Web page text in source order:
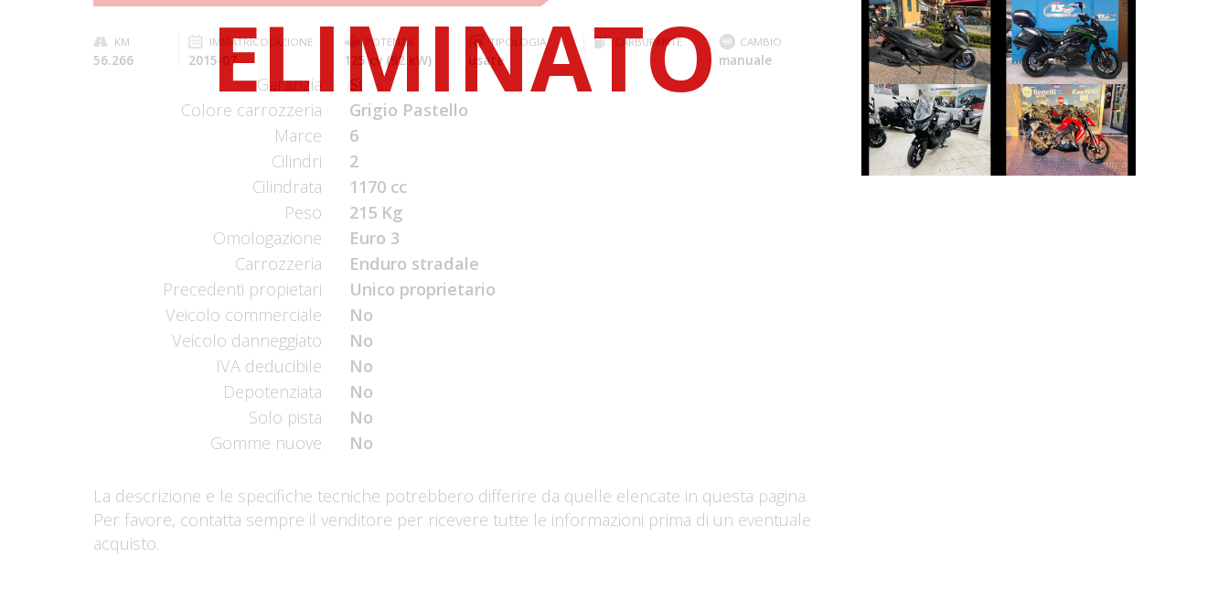
KM
56.266
IMMATRICOLAZIONE
2015-07
POTENZA
125 cv (92 kW)
TIPOLOGIA
usate
CARBURANTE CAMBIO
manuale
Garanzia
Colore carrozzeria
Grigio Pastello
Marce
6
Cilindri
2
Cilindrata
1170 cc
Peso
215 Kg
Omologazione
Euro 3
Carrozzeria
Enduro stradale
Precedenti propietari
Unico proprietario
Veicolo commerciale
No
Veicolo danneggiato
No
IVA deducibile
No
Depotenziata
No
Solo pista
No
Gomme nuove
No
La descrizione e le specifiche tecniche potrebbero differire da quelle elencate in questa pagina.
Per favore, contatta sempre il venditore per ricevere tutte le informazioni prima di un eventuale
acquisto.
SUZUKI
BURGMAN-400-
650
€ 4.890 €
KAWASAKI
VERSYS
€ 5.890 €
SYM JOYRIDE
€ 4.290 €
KEEWAY RKF
€ 2.800 €